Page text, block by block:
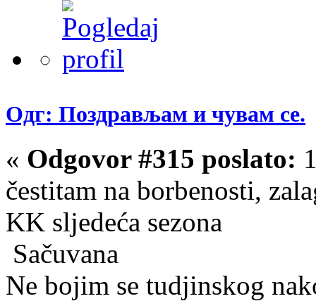
Одг: Поздрављам и чувам се.
« Odgovor #315 poslato:
čestitam na borbenosti,
KK sljedeća sezona
Sačuvana
Ne bojim se tudjinskog